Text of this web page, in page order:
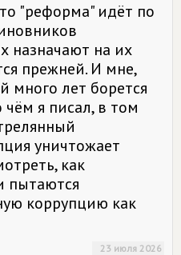
"реформа" идёт по
назначают на их
прежней. И мне,
много лет борется
чём я писал, в том
уничтожает
как
пытаются
коррупцию как
23 июля 2026